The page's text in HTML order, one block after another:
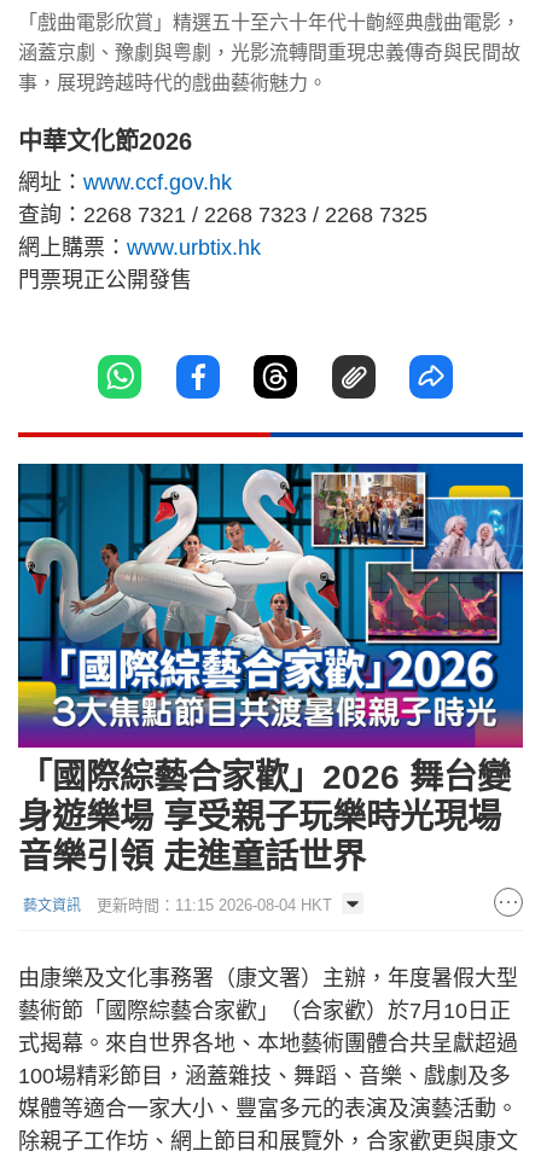
「戲曲電影欣賞」精選五十至六十年代十齣經典戲曲電影，
涵蓋京劇、豫劇與粤劇，光影流轉間重現忠義傳奇與民間故
事，展現跨越時代的戲曲藝術魅力。
中華文化節2026
網址： www.ccf.gov.hk
查詢：2268 7321 / 2268 7323 / 2268 7325
網上購票： www.urbtix.hk
門票現正公開發售
「國際綜藝合家歡」2026 舞台變
身遊樂場 享受親子玩樂時光現場
音樂引領 走進童話世界
藝文資訊 更新時間：11:15 2026-08-04 HKT
由康樂及文化事務署（康文署）主辦，年度暑假大型
藝術節「國際綜藝合家歡」（合家歡）於7月10日正
式揭幕。來自世界各地、本地藝術團體合共呈獻超過
100場精彩節目，涵蓋雜技、舞蹈、音樂、戲劇及多
媒體等適合一家大小、豐富多元的表演及演藝活動。
除親子工作坊、網上節目和展覽外，合家歡更與康文